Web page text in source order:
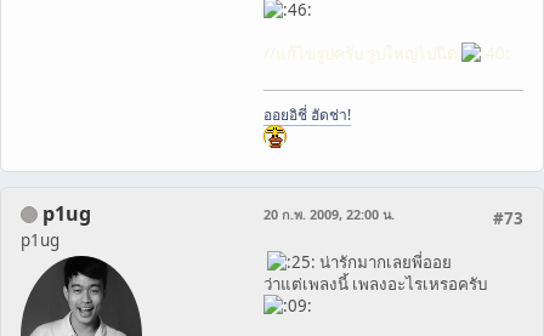
//แก้ไขรูปครับ รูปใหญ่ไปนิด
ออยอิชี่ ฮัดช่า!
p1ug
p1ug
#73
20 ก.พ. 2009, 22:00 น.
น่ารักมากเลยพี่ออย
ว่าแต่เพลงนี้ เพลงอะไรเหรอครับ